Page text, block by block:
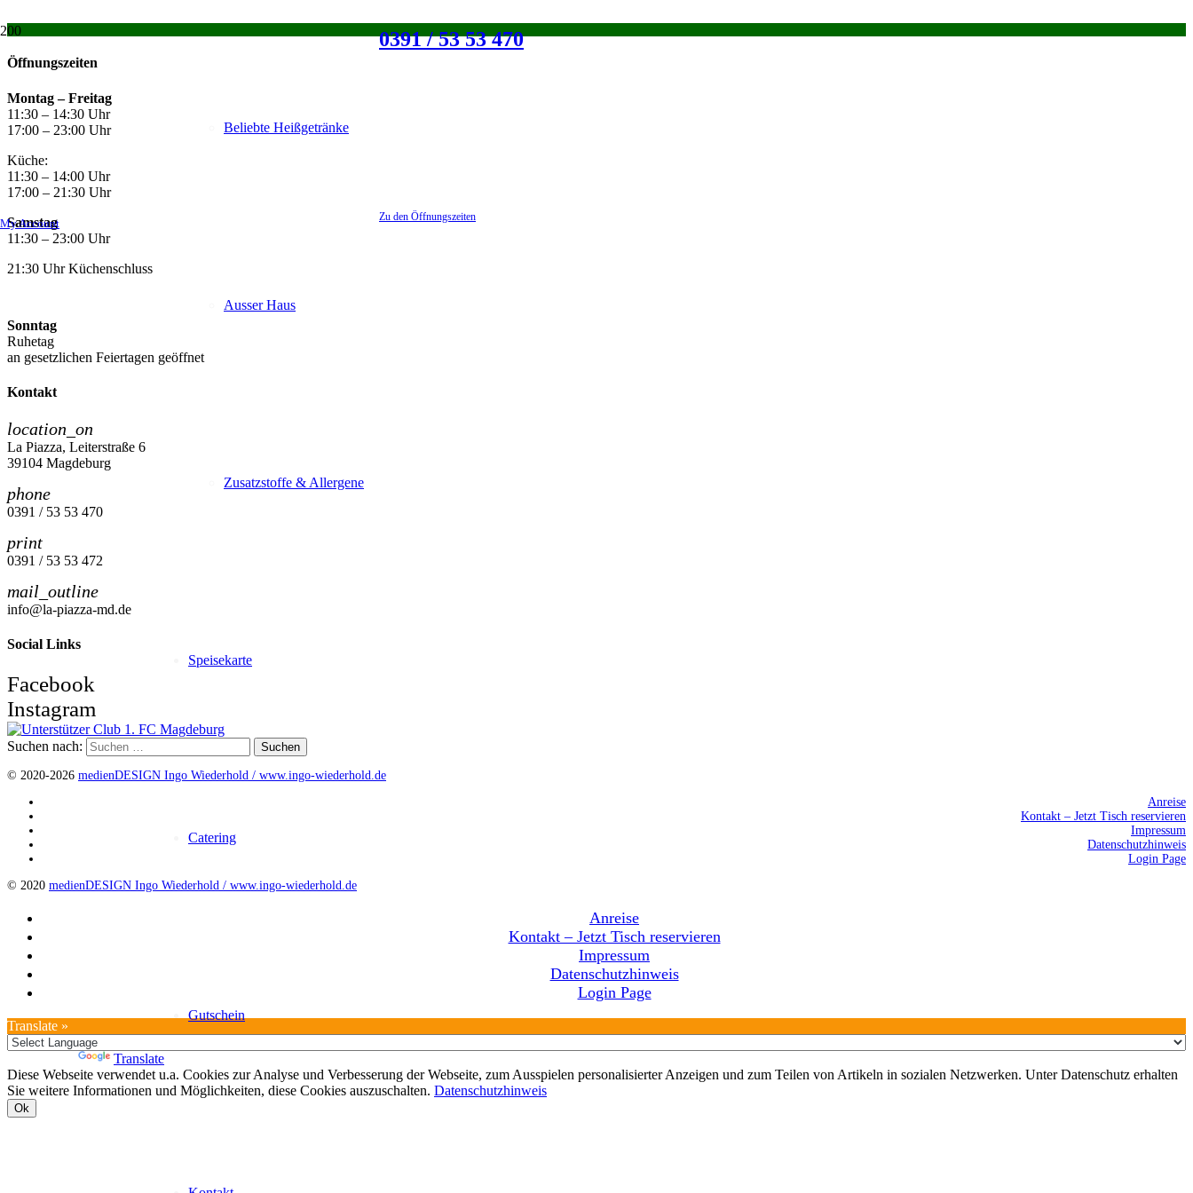
Beliebte Heißgetränke
Ausser Haus
Zusatzstoffe & Allergene
Speisekarte
Catering
Gutschein
0391 / 53 53 470
Zu den Öffnungszeiten
My Account
Öffnungszeiten
Montag –Freitag
11:30 – 14:30 Uhr
17:00 – 23:00 Uhr
Küche:
11:30 – 14:00 Uhr
17:00 – 21:30 Uhr
Samstag
11:30 – 23:00 Uhr
21:30 Uhr Küchenschluss
Sonntag
Ruhetag
an gesetzlichen Feiertagen geöffnet
Kontakt
location_on
La Piazza, Leiterstraße 6
39104 Magdeburg
phone
0391 / 53 53 470
print
0391 / 53 53 472
mail_outline
info@la-piazza-md.de
Social Links
Facebook
Instagram
Suchen nach:
© 2020-2026 medienDESIGN Ingo Wiederhold / www.ingo-wiederhold.de
Anreise
Kontakt – Jetzt Tisch reservieren
Impressum
Datenschutzhinweis
Login Page
© 2020 medienDESIGN Ingo Wiederhold / www.ingo-wiederhold.de
Anreise
Kontakt – Jetzt Tisch reservieren
Impressum
Datenschutzhinweis
Login Page
Translate »
Translate
Diese Webseite verwendet u.a. Cookies zur Analyse und Verbesserung der Webseite, zum Ausspielen personalisierter Anzeigen und zum Teilen von Artikeln in sozialen Netzwerken. Unter Datenschutz erhalten
Sie weitere Informationen und Möglichkeiten, diese Cookies auszuschalten. Datenschutzhinweis
Ok